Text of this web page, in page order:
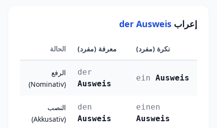
إعراب der Ausweis
الحالة معرفة (مفرد) نكرة (مفرد)
الرفع
(Nominativ)
der
Ausweis
ein Ausweis
النصب
(Akkusativ)
den
Ausweis
einen
Ausweis